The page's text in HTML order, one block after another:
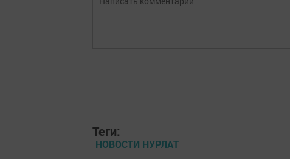
Теги:
НОВОСТИ НУРЛАТ